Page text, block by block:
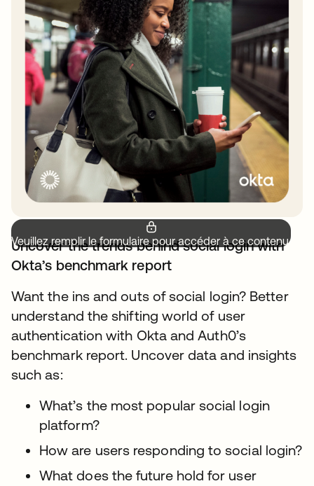
Veuillez remplir le formulaire pour accéder à ce contenu.
Uncover the trends behind social login with
Okta’s benchmark report
Want the ins and outs of social login? Better
understand the shifting world of user
authentication with Okta and Auth0’s
benchmark report. Uncover data and insights
such as:
What’s the most popular social login
platform?
How are users responding to social login?
What does the future hold for user